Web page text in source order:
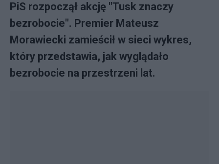
PiS rozpoczął akcję "Tusk znaczy
bezrobocie". Premier Mateusz
Morawiecki zamieścił w sieci wykres,
który przedstawia, jak wyglądało
bezrobocie na przestrzeni lat.